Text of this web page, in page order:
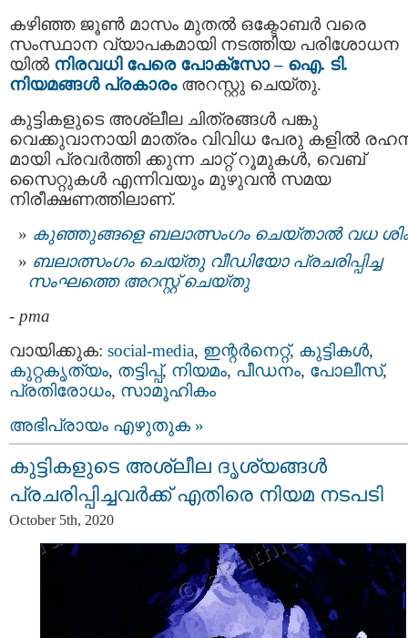
കഴിഞ്ഞ ജൂൺ മാസം മുതല്‍ ഒക്ടോബർ വരെ
സംസ്ഥാന വ്യാപകമായി നടത്തിയ പരിശോധന
യില്‍ നിരവധി പേരെ പോക്സോ – ഐ. ടി.
നിയമങ്ങള്‍ പ്രകാരംഅറസ്റ്റു ചെയ്തു.
കുട്ടികളുടെ അശ്ലീല ചിത്രങ്ങൾ പങ്കു
വെക്കുവാനായി മാത്രം വിവിധ പേരു കളില്‍
മായി പ്രവർത്തി ക്കുന്ന ചാറ്റ് റൂമുകൾ, വെബ്
സൈറ്റുകൾ എന്നിവയും മുഴുവന്‍ സമയ
നിരീക്ഷണത്തിലാണ്.
കുഞ്ഞുങ്ങളെ ബലാത്സംഗം ചെയ്താല്‍ വധ
ബലാത്സംഗം ചെയ്തു വീഡിയോ പ്രചരിപ്പിച്ച
സംഘത്തെ അറസ്റ്റ് ചെയ്തു
- pma
വായിക്കുക: social-media, ഇന്റര്‍നെറ്റ്‌, കുട്ടികള്‍,
കുറ്റകൃത്യം, തട്ടിപ്പ്‌, നിയമം, പീഡനം, പോലീസ്‌,
പ്രതിരോധം, സാമൂഹികം
അഭിപ്രായം എഴുതുക »
കുട്ടികളുടെ അശ്ലീല ദൃശ്യങ്ങള്‍
പ്രചരിപ്പിച്ചവര്‍ക്ക് എതിരെ നിയമ നടപടി
October 5th, 2020